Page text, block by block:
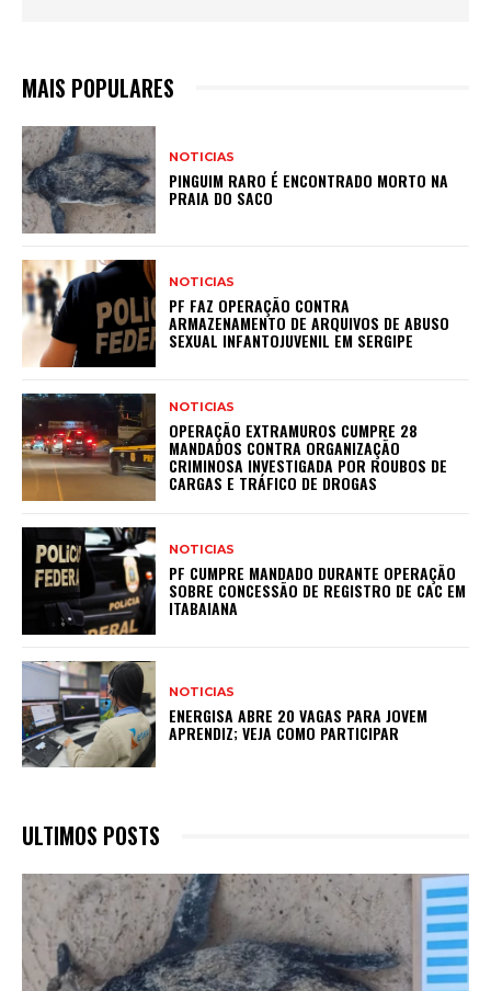
MAIS POPULARES
NOTICIAS
PINGUIM RARO É ENCONTRADO MORTO NA
PRAIA DO SACO
NOTICIAS
PF FAZ OPERAÇÃO CONTRA
ARMAZENAMENTO DE ARQUIVOS DE ABUSO
SEXUAL INFANTOJUVENIL EM SERGIPE
NOTICIAS
OPERAÇÃO EXTRAMUROS CUMPRE 28
MANDADOS CONTRA ORGANIZAÇÃO
CRIMINOSA INVESTIGADA POR ROUBOS DE
CARGAS E TRÁFICO DE DROGAS
NOTICIAS
PF CUMPRE MANDADO DURANTE OPERAÇÃO
SOBRE CONCESSÃO DE REGISTRO DE CAC EM
ITABAIANA
NOTICIAS
ENERGISA ABRE 20 VAGAS PARA JOVEM
APRENDIZ; VEJA COMO PARTICIPAR
ULTIMOS POSTS